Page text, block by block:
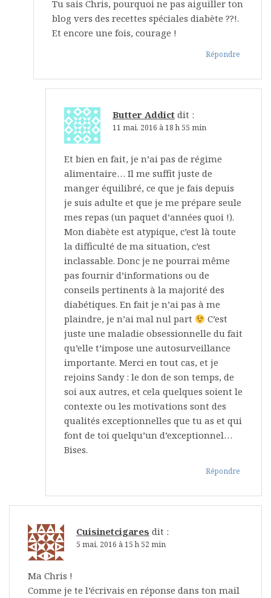
Tu sais Chris, pourquoi ne pas aiguiller ton
blog vers des recettes spéciales diabète ??!.
Et encore une fois, courage !
Répondre
Butter Addict dit :
11 mai, 2016 à 18 h 55 min
Et bien en fait, je n’ai pas de régime
alimentaire… Il me suffit juste de
manger équilibré, ce que je fais depuis
je suis adulte et que je me prépare seule
mes repas (un paquet d’années quoi !).
Mon diabète est atypique, c’est là toute
la difficulté de ma situation, c’est
inclassable. Donc je ne pourrai même
pas fournir d’informations ou de
conseils pertinents à la majorité des
diabétiques. En fait je n’ai pas à me
plaindre, je n’ai mal nul part
C’est
juste une maladie obsessionnelle du fait
qu’elle t’impose une autosurveillance
importante. Merci en tout cas, et je
rejoins Sandy : le don de son temps, de
soi aux autres, et cela quelques soient le
contexte ou les motivations sont des
qualités exceptionnelles que tu as et qui
font de toi quelqu’un d’exceptionnel…
Bises.
Répondre
Cuisinetcigares dit :
5 mai, 2016 à 15 h 52 min
Ma Chris !
Comme je te l’écrivais en réponse dans ton mail